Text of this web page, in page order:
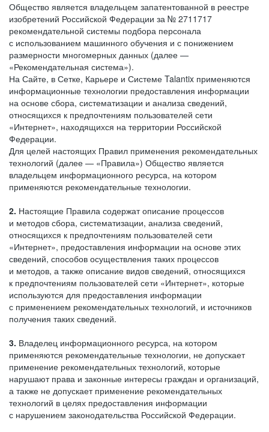
Общество является владельцем запатентованной в реестре
изобретений Российской Федерации за № 2711717
рекомендательной системы подбора персонала
с использованием машинного обучения и с понижением
размерности многомерных данных (далее —
«Рекомендательная система»).
На Сайте, в Сетке, Карьере и Системе Talantix применяются
информационные технологии предоставления информации
на основе сбора, систематизации и анализа сведений,
относящихся к предпочтениям пользователей сети
«Интернет», находящихся на территории Российской
Федерации.
Для целей настоящих Правил применения рекомендательных
технологий (далее — «Правила») Общество является
владельцем информационного ресурса, на котором
применяются рекомендательные технологии.
2. Настоящие Правила содержат описание процессов
и методов сбора, систематизации, анализа сведений,
относящихся к предпочтениям пользователей сети
«Интернет», предоставления информации на основе этих
сведений, способов осуществления таких процессов
и методов, а также описание видов сведений, относящихся
к предпочтениям пользователей сети «Интернет», которые
используются для предоставления информации
с применением рекомендательных технологий, и источников
получения таких сведений.
3. Владелец информационного ресурса, на котором
применяются рекомендательные технологии, не допускает
применение рекомендательных технологий, которые
нарушают права и законные интересы граждан и организаций,
а также не допускает применение рекомендательных
технологий в целях предоставления информации
с нарушением законодательства Российской Федерации.